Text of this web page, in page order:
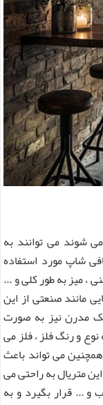
شوند می توانند به
شاپ مورد استفاده
، میز به طور کلی و ...
مانند صنعتی از این
مدرن نیز به صورت
و رنگ فلز ، فلز می
می تواند باعث
متریال به راحتی می
و ... قرار بگیرد و به